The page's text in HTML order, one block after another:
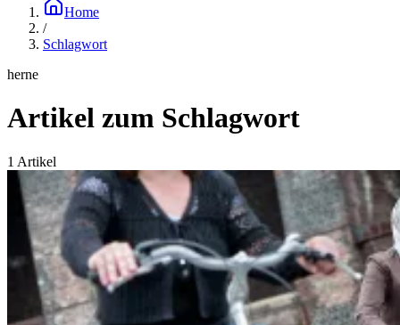
Home
/
Schlagwort
herne
Artikel zum Schlagwort
1 Artikel